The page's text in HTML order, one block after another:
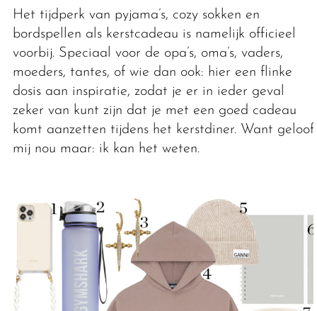
Het tijdperk van pyjama’s, cozy sokken en
bordspellen als kerstcadeau is namelijk officieel
voorbij. Speciaal voor de opa’s, oma’s, vaders,
moeders, tantes, of wie dan ook: hier een flinke
dosis aan inspiratie, zodat je er in ieder geval
zeker van kunt zijn dat je met een goed cadeau
komt aanzetten tijdens het kerstdiner. Want geloof
mij nou maar: ik kan het weten.